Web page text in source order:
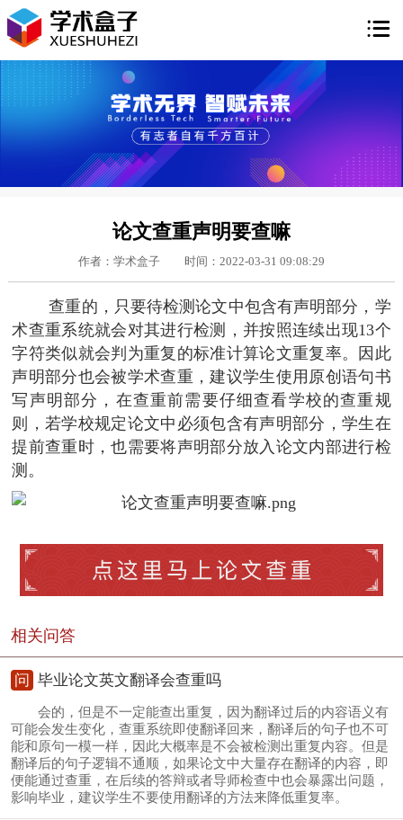

论文查重声明要查嘛
作者：学术盒子 时间：2022-03-31 09:08:29
查重的，只要待检测论文中包含有声明部分，学
术查重系统就会对其进行检测，并按照连续出现13个
字符类似就会判为重复的标准计算论文重复率。因此
声明部分也会被学术查重，建议学生使用原创语句书
写声明部分，在查重前需要仔细查看学校的查重规
则，若学校规定论文中必须包含有声明部分，学生在
提前查重时，也需要将声明部分放入论文内部进行检
测。
相关问答
问 毕业论文英文翻译会查重吗
会的，但是不一定能查出重复，因为翻译过后的内容语义有
可能会发生变化，查重系统即使翻译回来，翻译后的句子也不可
能和原句一模一样，因此大概率是不会被检测出重复内容。但是
翻译后的句子逻辑不通顺，如果论文中大量存在翻译的内容，即
便能通过查重，在后续的答辩或者导师检查中也会暴露出问题，
影响毕业，建议学生不要使用翻译的方法来降低重复率。